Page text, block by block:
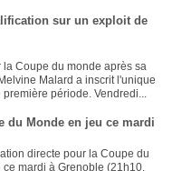
sur un exploit de
Coupe du monde après sa
Malard a inscrit l'unique
période. Vendredi...
du Monde en jeu ce mardi
directe pour la Coupe du
mardi à Grenoble (21h10,